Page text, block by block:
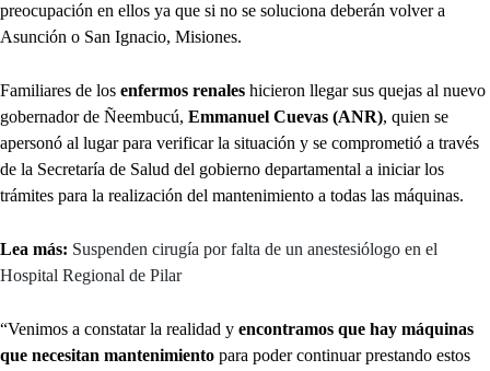
preocupación en ellos ya que si no se soluciona deberán volver a
Asunción o San Ignacio, Misiones.
Familiares de los enfermos renales hicieron llegar sus quejas al nuevo
gobernador de Ñeembucú, Emmanuel Cuevas (ANR), quien se
apersonó al lugar para verificar la situación y se comprometió a través
de la Secretaría de Salud del gobierno departamental a iniciar los
trámites para la realización del mantenimiento a todas las máquinas.
Lea más: Suspenden cirugía por falta de un anestesiólogo en el
Hospital Regional de Pilar
“Venimos a constatar la realidad y encontramos que hay máquinas
que necesitan mantenimiento para poder continuar prestando estos